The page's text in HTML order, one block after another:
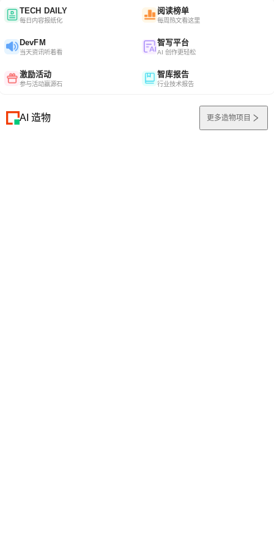
TECH DAILY
每日内容报纸化
阅读榜单
每周热文看这里
DevFM
当天资讯听着看
智写平台
AI 创作更轻松
激励活动
参与活动赢源石
智库报告
行业技术报告
AI 造物 更多造物项目